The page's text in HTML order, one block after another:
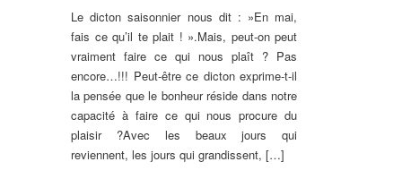
Le dicton saisonnier nous dit : »En mai,
fais ce qu’il te plait ! ».Mais, peut-on peut
vraiment faire ce qui nous plaît ? Pas
encore…!!! Peut-être ce dicton exprime-t-il
la pensée que le bonheur réside dans notre
capacité à faire ce qui nous procure du
plaisir ?Avec les beaux jours qui
reviennent, les jours qui grandissent, […]